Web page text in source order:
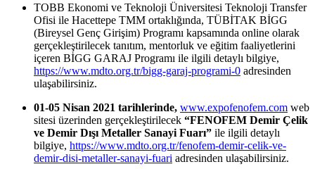
TOBB Ekonomi ve Teknoloji Üniversitesi Teknoloji Transfer
Ofisi ile Hacettepe TMM ortaklığında, TÜBİTAK BİGG
(Bireysel Genç Girişim) Programı kapsamında online olarak
gerçekleştirilecek tanıtım, mentorluk ve eğitim faaliyetlerini
içeren BİGG GARAJ Programı ile ilgili detaylı bilgiye,
https://www.mdto.org.tr/bigg-garaj-programi-0 adresinden
ulaşabilirsiniz.
01-05 Nisan 2021 tarihlerinde, www.expofenofem.com web
sitesi üzerinden gerçekleştirilecek “FENOFEM Demir Çelik
ve Demir Dışı Metaller Sanayi Fuarı” ile ilgili detaylı
bilgiye, https://www.mdto.org.tr/fenofem-demir-celik-ve-
demir-disi-metaller-sanayi-fuari adresinden ulaşabilirsiniz.